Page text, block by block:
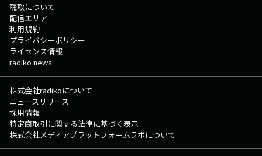
聴取について
配信エリア
利用規約
プライバシーポリシー
ライセンス情報
radiko news
株式会社radikoについて
ニュースリリース
採用情報
特定商取引に関する法律に基づく表示
株式会社メディアプラットフォームラボについて